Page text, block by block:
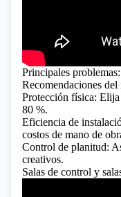
Principales
Recomendaciones del
Protección física: Elija
80 %.
Eficiencia de
costos de mano de
Control de planitud:
creativos.
Salas de control y